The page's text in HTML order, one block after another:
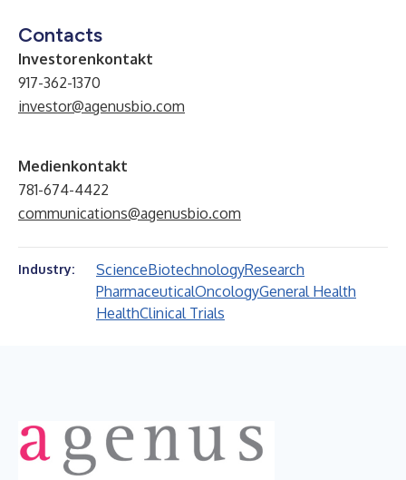
Contacts
Investorenkontakt
917-362-1370
investor@agenusbio.com
Medienkontakt
781-674-4422
communications@agenusbio.com
Industry: ScienceBiotechnologyResearch
PharmaceuticalOncologyGeneral Health
HealthClinical Trials